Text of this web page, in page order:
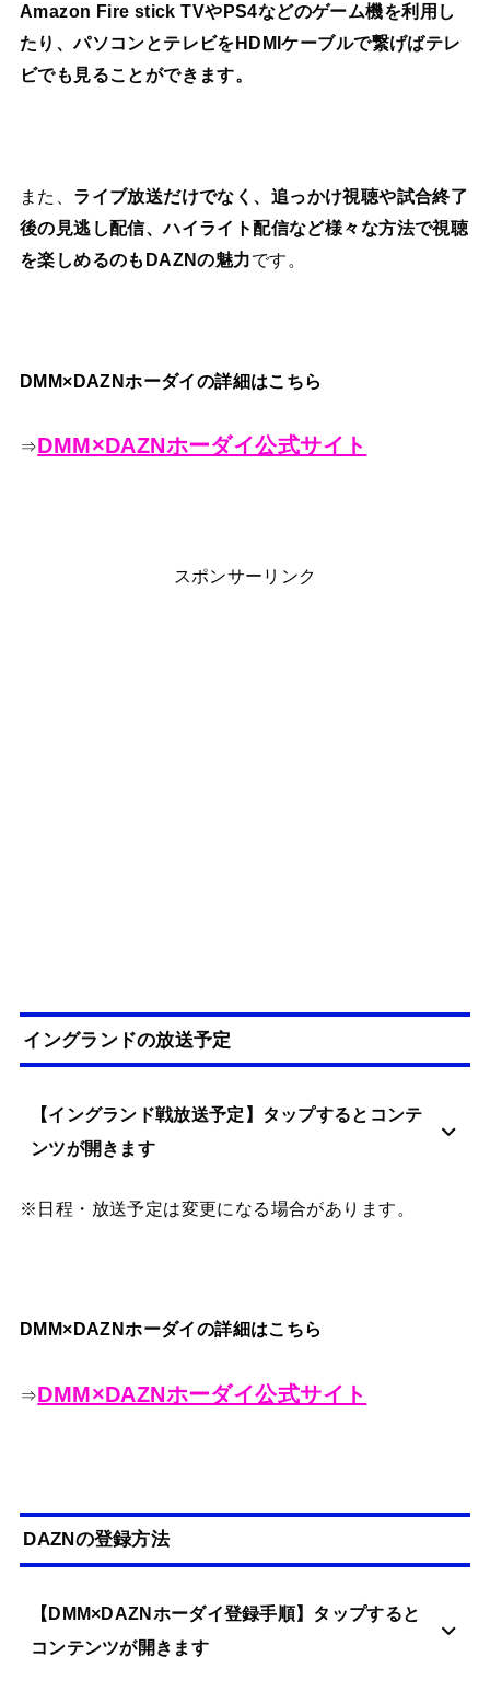
Amazon Fire stick TVやPS4などのゲーム機を利用し
たり、パソコンとテレビをHDMIケーブルで繋げばテレ
ビでも見ることができます。
また、 ライブ放送だけでなく、追っかけ視聴や試合終了
後の見逃し配信、ハイライト配信など様々な方法で視聴
を楽しめるのもDAZNの魅力です。
DMM×DAZNホーダイの詳細はこちら
⇒DMM×DAZNホーダイ公式サイト
スポンサーリンク
イングランドの放送予定
【イングランド戦放送予定】タップするとコンテ
ンツが開きます
※日程・放送予定は変更になる場合があります。
DMM×DAZNホーダイの詳細はこちら
⇒DMM×DAZNホーダイ公式サイト
DAZNの登録方法
【DMM×DAZNホーダイ登録手順】タップすると
コンテンツが開きます